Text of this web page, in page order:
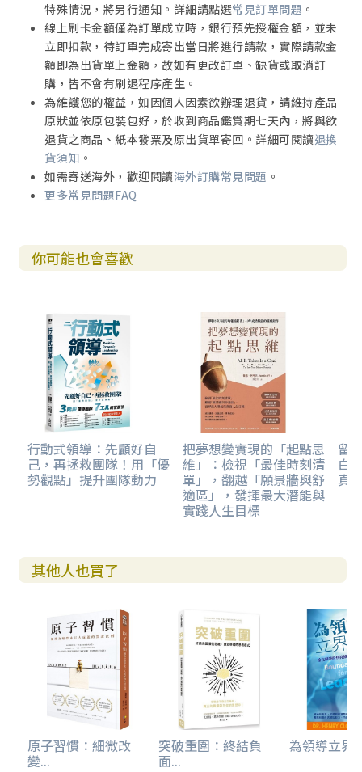
特殊情況，將另行通知。詳細請點選常見訂單問題 。
線上刷卡金額僅為訂單成立時，銀行預先授權金額，並未
立即扣款，待訂單完成寄出當日將進行請款，實際請款金
額即為出貨單上金額，故如有更改訂單、缺貨或取消訂
購，皆不會有刷退程序產生。
為維護您的權益，如因個人因素欲辦理退貨，請維持產品
原狀並依原包裝包好，於收到商品鑑賞期七天內，將與欲
退貨之商品、紙本發票及原出貨單寄回。詳細可閱讀退換
貨須知 。
如需寄送海外，歡迎閱讀海外訂購常見問題 。
更多常見問題FAQ
你可能也會喜歡
行動式領導：先顧好自
己，再拯救團隊！用「優
勢觀點」提升團隊動力
把夢想變實現的「起點思
維」：檢視「最佳時刻清
單」，翻越「願景牆與舒
適區」，發揮最大潛能與
實踐人生目標
留
白
真
其他人也買了
原子習慣：細微改
變...
突破重圍：終結負
面...
為領導立界